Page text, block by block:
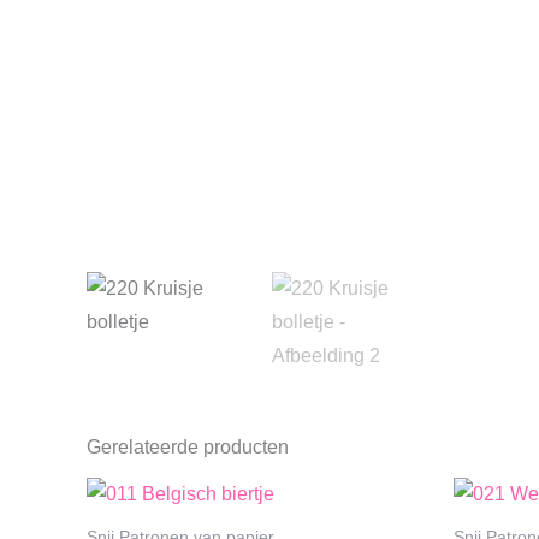
Gerelateerde producten